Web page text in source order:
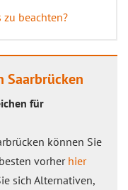
beachten?
Saarbrücken
für
können Sie
vorherhier
sich Alternativen,